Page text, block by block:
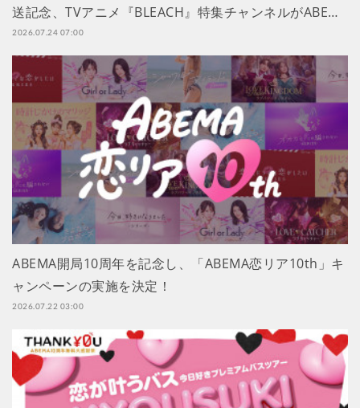
送記念、TVアニメ『BLEACH』特集チャンネルがABE…
2026.07.24 07:00
ABEMA開局10周年を記念し、「ABEMA恋リア10th」キ
ャンペーンの実施を決定！
2026.07.22 03:00